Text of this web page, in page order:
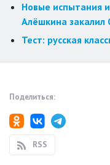
Новые испытания
Алёшкина закалил
Тест: русская
Поделиться:
RSS